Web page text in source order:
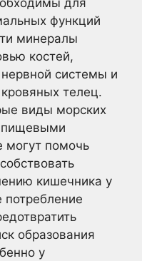
для
функций
минералы
костей,
системы и
телец.
виды морских
пищевыми
могут помочь
кишечника у
потребление
образования
у